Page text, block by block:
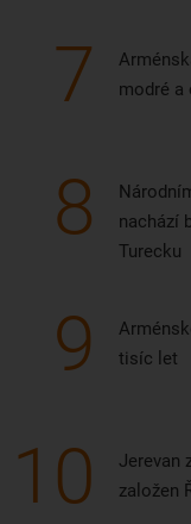
7
modré a
8
nachází
Turecku
9
tisíc let
10
Jerevan
založen